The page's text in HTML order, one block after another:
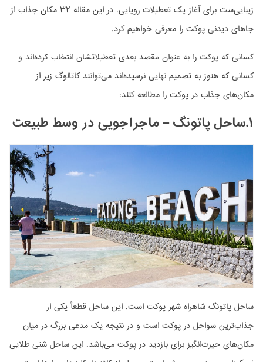
زیبایی‌ست برای آغاز یک تعطیلات رویایی. در این مقاله ۳۲ مکان جذاب از
جاهای دیدنی پوکت را معرفی خواهیم کرد.
کسانی که پوکت را به عنوان مقصد بعدی تعطیلاتشان انتخاب کرده‌اند و
کسانی که هنوز به تصمیم نهایی نرسیده‌اند می‌توانند کاتالوگ زیر از
مکان‌های جذاب در پوکت را مطالعه کنند:
۱.ساحل پاتونگ – ماجراجویی در وسط طبیعت
ساحل پاتونگ شاهراه شهر پوکت است. این ساحل قطعأ یکی از
جذاب‌ترین سواحل در پوکت است و در نتیجه یک مدعی بزرگ در میان
مکان‌های حیرت‌انگیز برای بازدید در پوکت می‌باشد. این ساحل شنی طلایی